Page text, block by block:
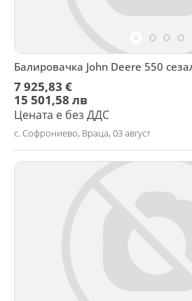
Балировачка John Deere 550
7 925,83 €
15 501,58 лв
Цената е без ДДС
с. Софрониево, Враца, 03 август